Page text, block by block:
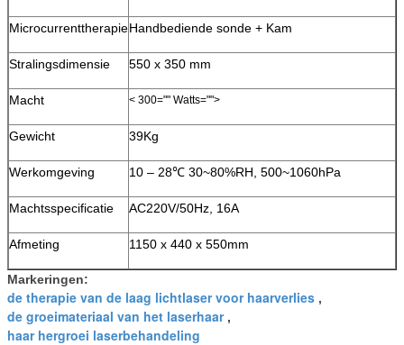
MicrocurrenttherapieHandbediende sonde + Kam
Stralingsdimensie 550 x 350 mm
Macht < 300="" Watts="">
Gewicht 39Kg
Werkomgeving 10 – 28℃ 30~80%RH, 500~1060hPa
Machtsspecificatie AC220V/50Hz, 16A
Afmeting 1150 x 440 x 550mm
Markeringen:
de therapie van de laag lichtlaser voor haarverlies ,
de groeimateriaal van het laserhaar,
haar hergroei laserbehandeling